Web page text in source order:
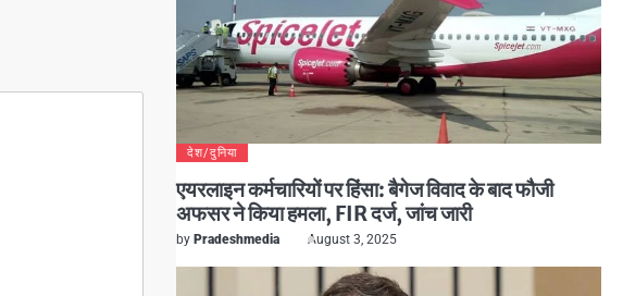
देश/दुनिया
एयरलाइन कर्मचारियों पर हिंसा: बैगेज विवाद के बाद फौजी
अफसर ने किया हमला, FIR दर्ज, जांच जारी
by Pradeshmedia August 3, 2025